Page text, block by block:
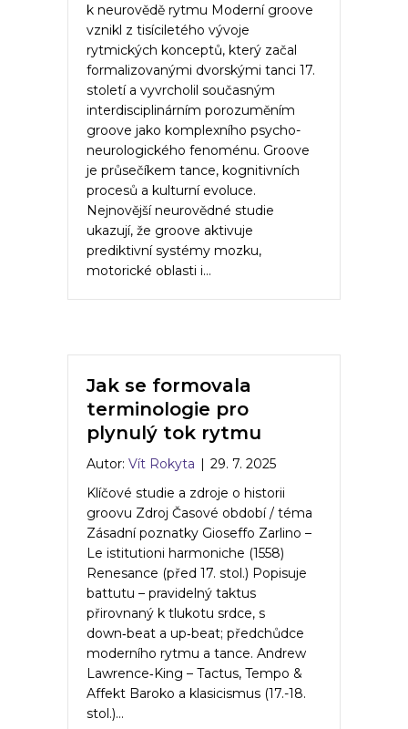
k neurovědě rytmu Moderní groove
vznikl z tisíciletého vývoje
rytmických konceptů, který začal
formalizovanými dvorskými tanci 17.
století a vyvrcholil současným
interdisciplinárním porozuměním
groove jako komplexního psycho-
neurologického fenoménu. Groove
je průsečíkem tance, kognitivních
procesů a kulturní evoluce.
Nejnovější neurovědné studie
ukazují, že groove aktivuje
prediktivní systémy mozku,
motorické oblasti i…
Jak se formovala
terminologie pro
plynulý tok rytmu
Autor: Vít Rokyta
29. 7. 2025
Klíčové studie a zdroje o historii
groovu Zdroj Časové období / téma
Zásadní poznatky Gioseffo Zarlino –
Le istitutioni harmoniche (1558)
Renesance (před 17. stol.) Popisuje
battutu – pravidelný taktus
přirovnaný k tlukotu srdce, s
down‑beat a up‑beat; předchůdce
moderního rytmu a tance. Andrew
Lawrence‑King – Tactus, Tempo &
Affekt Baroko a klasicismus (17.-18.
stol.)…